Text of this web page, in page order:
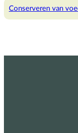
bewaren
Conserveren van